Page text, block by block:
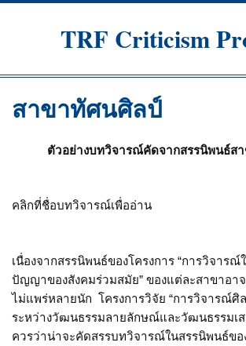
Skip
TRF Criticism
สาขาทัศนศิลป์
ตัวอย่างบทวิจารณ์คัดจากสรรนิพนธ์ส
คลิกที่ชื่อบทวิจารณ์เพื่ออ่าน
เนื่องจากสรรนิพนธ์ของโครงการ “การวิจารณ์
ปัญญาของสังคมร่วมสมัย” ของแต่ละสาขาอา
ไม่แพร่หลายนัก โครงการวิจัย “การวิจารณ์ศิ
ระหว่างวัฒนธรรมลายลักษณ์และวัฒนธรรมเส
ควรว่าน่าจะคัดสรรบทวิจารณ์ในสรรนิพนธ์ขอ